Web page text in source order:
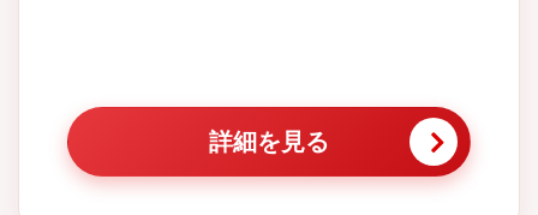
詳細を見る